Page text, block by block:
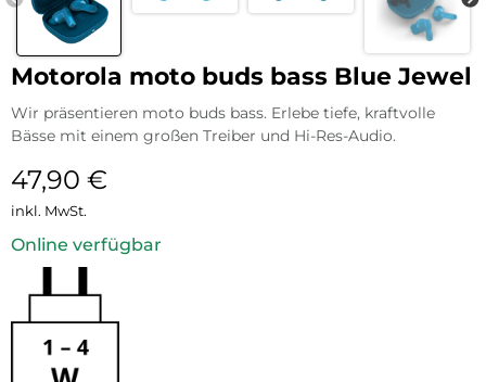
Motorola moto buds bass Blue Jewel
Wir präsentieren moto buds bass. Erlebe tiefe, kraftvolle
Bässe mit einem großen Treiber und Hi-Res-Audio.
47,90 €
inkl. MwSt.
Online verfügbar